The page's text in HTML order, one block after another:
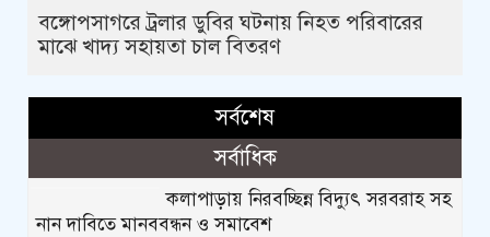
বঙ্গোপসাগরে ট্রলার ডুবির ঘটনায় নিহত পরিবারের
মাঝে খাদ্য সহায়তা চাল বিতরণ
সর্বশেষ
সর্বাধিক
কলাপাড়ায় নিরবচ্ছিন্ন বিদ্যুৎ সরবরাহ সহ
নান দাবিতে মানববন্ধন ও সমাবেশ